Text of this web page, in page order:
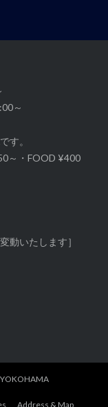
～
す。
～・FOOD ¥400
動いたします］
YOKOHAMA
Address & Map